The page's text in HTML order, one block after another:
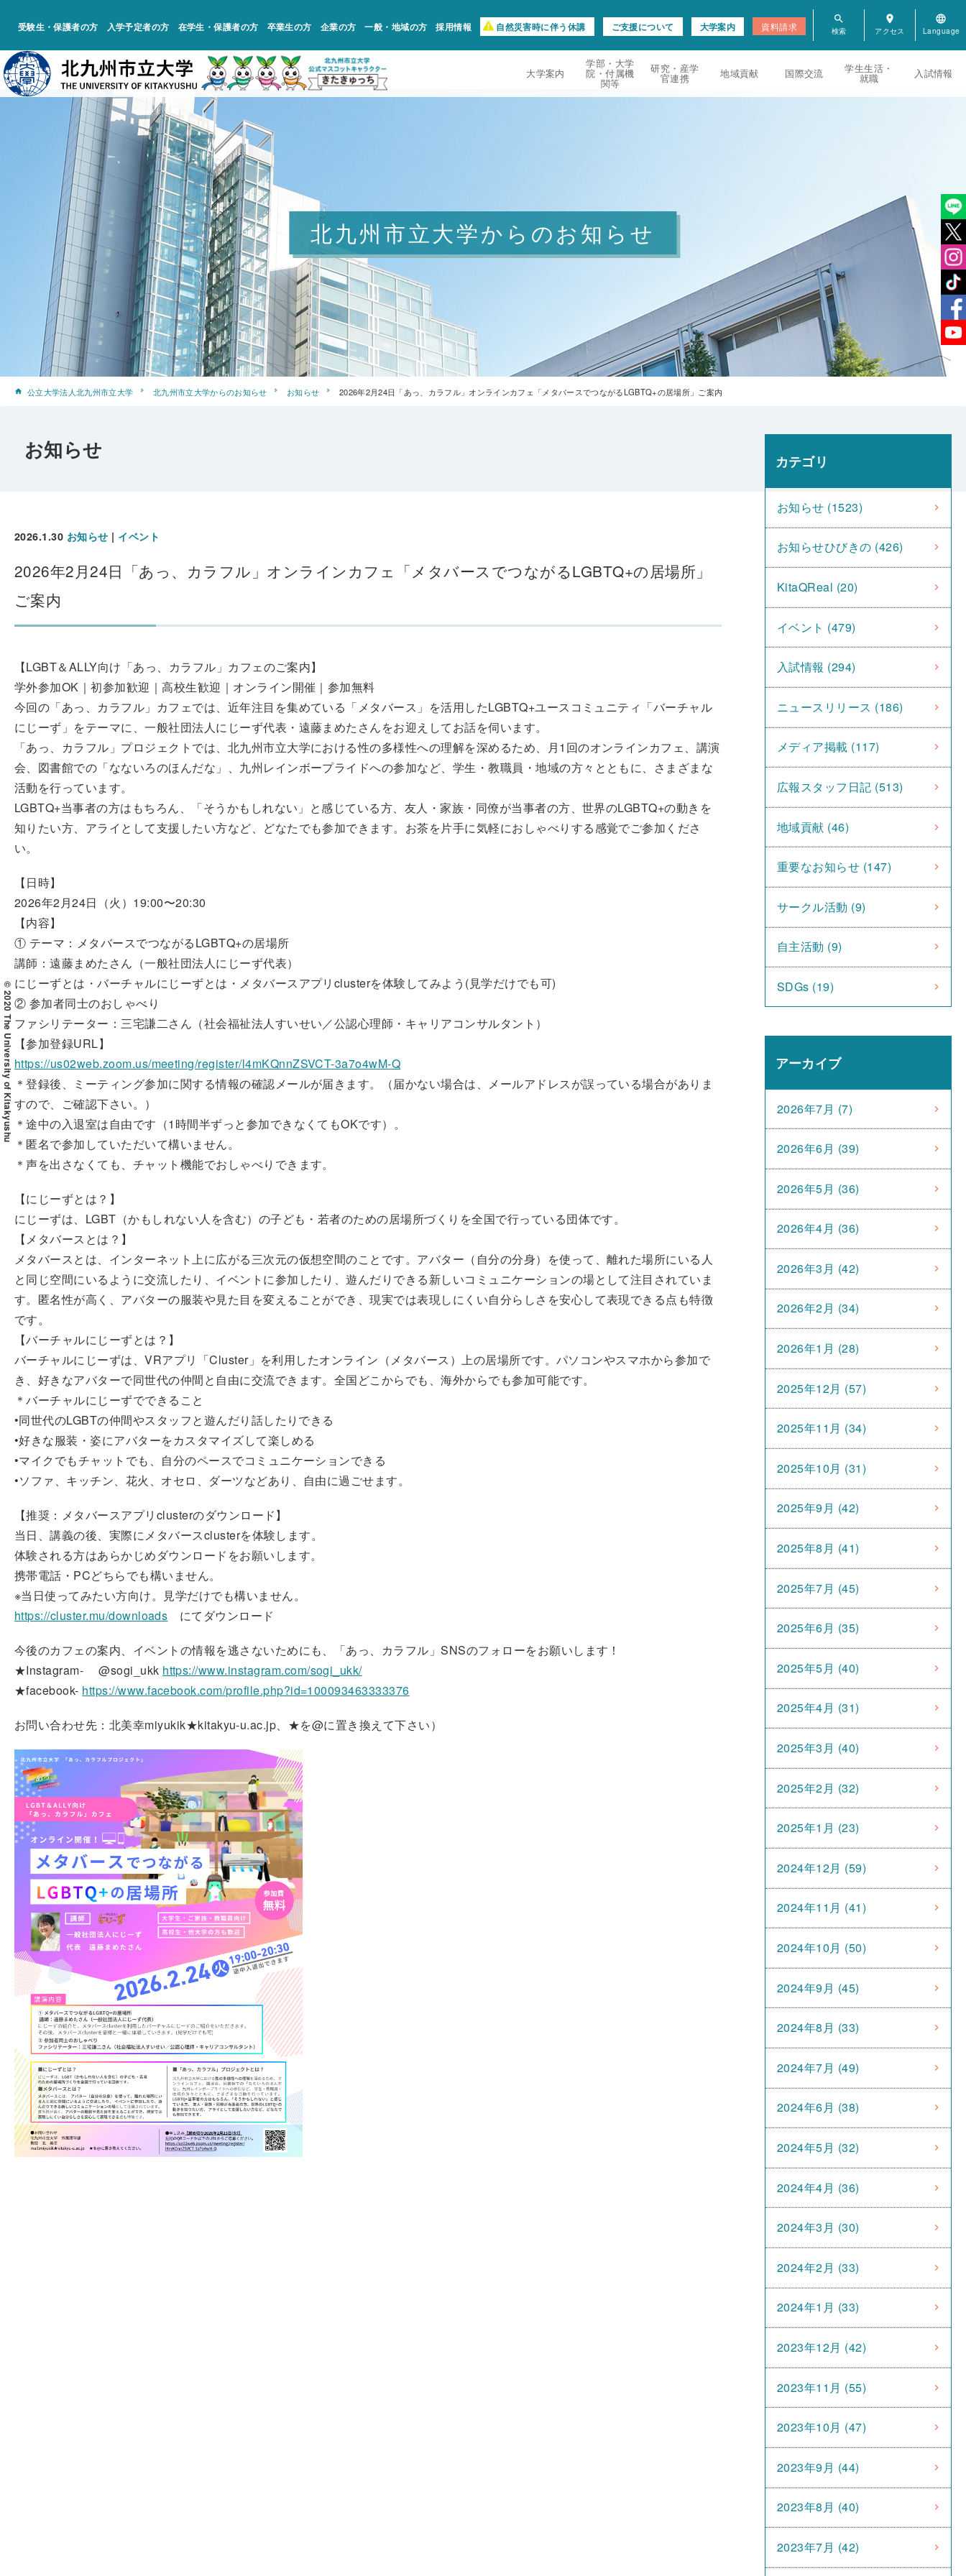
受験生・保護者の方 入学予定者の方 在学生・保護者の方 卒業生の方 企業の方 一般・地域の方 採用情報 自然災害時に伴う休講 ご支援について 大学案内 資料請求
search room language
大学案内
学部・大学
院・付属機
関等
研究・産学
官連携 地域貢献 国際交流 学生生活・
就職 入試情報
© 2020 The University of Kitakyushu
北九州市立大学からのお知らせ
公立大学法人北九州市立大学 北九州市立大学からのお知らせ お知らせ 2026年2月24日「あっ、カラフル」オンラインカフェ「メタバースでつながるLGBTQ+の居場所」ご案内
お知らせ
2026.1.30 お知らせ | イベント
2026年2月24日「あっ、カラフル」オンラインカフェ「メタバースでつながるLGBTQ+の居場所」
ご案内
【LGBT＆ALLY向け「あっ、カラフル」カフェのご案内】
学外参加OK｜初参加歓迎｜高校生歓迎｜オンライン開催｜参加無料
今回の「あっ、カラフル」カフェでは、近年注目を集めている「メタバース」を活用したLGBTQ+ユースコミュニティ「バーチャル
にじーず」をテーマに、一般社団法人にじーず代表・遠藤まめたさんをお迎えしてお話を伺います。
「あっ、カラフル」プロジェクトでは、北九州市立大学における性の多様性への理解を深めるため、月1回のオンラインカフェ、講演
会、図書館での「なないろのほんだな」、九州レインボープライドへの参加など、学生・教職員・地域の方々とともに、さまざまな
活動を行っています。
LGBTQ+当事者の方はもちろん、「そうかもしれない」と感じている方、友人・家族・同僚が当事者の方、世界のLGBTQ+の動きを
知りたい方、アライとして支援したい方など、どなたでも参加できます。お茶を片手に気軽におしゃべりする感覚でご参加くださ
い。
【日時】
2026年2月24日（火）19:00〜20:30
【内容】
① テーマ：メタバースでつながるLGBTQ+の居場所
講師：遠藤まめたさん（一般社団法人にじーず代表）
にじーずとは・バーチャルにじーずとは・メタバースアプリclusterを体験してみよう(見学だけでも可)
② 参加者同士のおしゃべり
ファシリテーター：三宅謙二さん（社会福祉法人すいせい／公認心理師・キャリアコンサルタント）
【参加登録URL】
https://us02web.zoom.us/meeting/register/l4mKQnnZSVCT-3a7o4wM-Q
＊登録後、ミーティング参加に関する情報の確認メールが届きます。（届かない場合は、メールアドレスが誤っている場合がありま
すので、ご確認下さい。）
＊途中の入退室は自由です（1時間半ずっと参加できなくてもOKです）。
＊匿名で参加していただいて構いません。
＊声を出さなくても、チャット機能でおしゃべりできます。
【にじーずとは？】
にじーずは、LGBT（かもしれない人を含む）の子ども・若者のための居場所づくりを全国で行っている団体です。
【メタバースとは？】
メタバースとは、インターネット上に広がる三次元の仮想空間のことです。アバター（自分の分身）を使って、離れた場所にいる人
と同じ空間にいるように交流したり、イベントに参加したり、遊んだりできる新しいコミュニケーションの場として注目されていま
す。匿名性が高く、アバターの服装や見た目を変えることができ、現実では表現しにくい自分らしさを安心して表現できる点も特徴
です。
【バーチャルにじーずとは？】
バーチャルにじーずは、VRアプリ「Cluster」を利用したオンライン（メタバース）上の居場所です。パソコンやスマホから参加で
き、好きなアバターで同世代の仲間と自由に交流できます。全国どこからでも、海外からでも参加可能です。
＊バーチャルにじーずでできること
•同世代のLGBTの仲間やスタッフと遊んだり話したりできる
•好きな服装・姿にアバターをカスタマイズして楽しめる
•マイクでもチャットでも、自分のペースでコミュニケーションできる
•ソファ、キッチン、花火、オセロ、ダーツなどあり、自由に過ごせます。
【推奨：メタバースアプリclusterのダウンロード】
当日、講義の後、実際にメタバースclusterを体験します。
体験される方はあらかじめダウンロードをお願いします。
携帯電話・PCどちらでも構いません。
※当日使ってみたい方向け。見学だけでも構いません。
https://cluster.mu/downloads にてダウンロード
今後のカフェの案内、イベントの情報を逃さないためにも、「あっ、カラフル」SNSのフォローをお願いします！
★Instagram- @sogi_ukk https://www.instagram.com/sogi_ukk/
★facebook- https://www.facebook.com/profile.php?id=100093463333376
お問い合わせ先：北美幸miyukik★kitakyu-u.ac.jp、★を@に置き換えて下さい）
カテゴリ
お知らせ (1523)
お知らせひびきの (426)
KitaQReal (20)
イベント (479)
入試情報 (294)
ニュースリリース (186)
メディア掲載 (117)
広報スタッフ日記 (513)
地域貢献 (46)
重要なお知らせ (147)
サークル活動 (9)
自主活動 (9)
SDGs (19)
アーカイブ
2026年7月 (7)
2026年6月 (39)
2026年5月 (36)
2026年4月 (36)
2026年3月 (42)
2026年2月 (34)
2026年1月 (28)
2025年12月 (57)
2025年11月 (34)
2025年10月 (31)
2025年9月 (42)
2025年8月 (41)
2025年7月 (45)
2025年6月 (35)
2025年5月 (40)
2025年4月 (31)
2025年3月 (40)
2025年2月 (32)
2025年1月 (23)
2024年12月 (59)
2024年11月 (41)
2024年10月 (50)
2024年9月 (45)
2024年8月 (33)
2024年7月 (49)
2024年6月 (38)
2024年5月 (32)
2024年4月 (36)
2024年3月 (30)
2024年2月 (33)
2024年1月 (33)
2023年12月 (42)
2023年11月 (55)
2023年10月 (47)
2023年9月 (44)
2023年8月 (40)
2023年7月 (42)